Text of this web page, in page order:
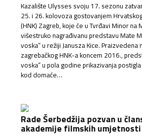
Kazalište Ulysses svoju 17. sezonu
25. i 26. kolovoza gostovanjem
(HNK) Zagreb, koje će u Tvrđavi Minor na
višestruko nagrađivanu predstavu Mate
voska” u režiji Janusza Kice. Praizvedena
zagrebačkog HNK-a koncem 2016.,
voska” u pola godine prikazivanja
kod domaće…
Rade Šerbedžija pozvan u
akademije filmskih